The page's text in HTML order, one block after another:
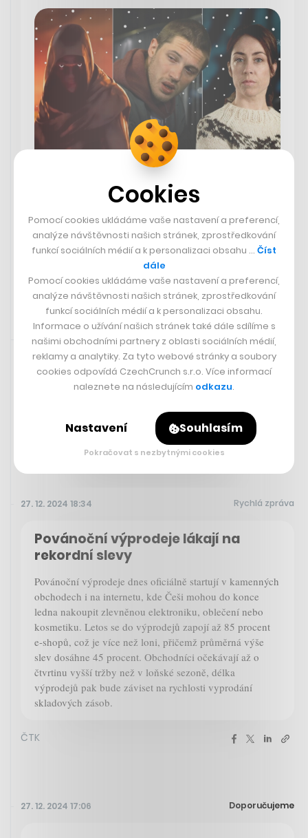
Hardyho na heroinu, přehlíženou
perlu Netflixu a herního
Schwarzeneggera
27. 12. 2024 19:52
30. 1. 2025
Longevity Revolution
27. 12. 2024 18:34 Rychlá zpráva
Povánoční výprodeje lákají na
rekordní slevy
Povánoční výprodeje dnes oficiálně startují v kamenných
obchodech i na internetu, kde Češi mohou do konce
ledna nakoupit zlevněnou elektroniku, oblečení nebo
kosmetiku. Letos se do výprodejů zapojí až 85 procent
e-shopů, což je více než loni, přičemž průměrná výše
slev dosáhne 45 procent. Obchodníci očekávají až o
čtvrtinu vyšší tržby než v loňské sezoně, délka
výprodejů pak bude záviset na rychlosti vyprodání
skladových zásob.
ČTK
27. 12. 2024 17:06 Doporučujeme
Cookies
Pomocí cookies ukládáme vaše nastavení a preferencí,
analýze návštěvnosti našich stránek, zprostředkování
funkcí sociálních médií a k personalizaci obsahu … Číst
dále
Pomocí cookies ukládáme vaše nastavení a preferencí,
analýze návštěvnosti našich stránek, zprostředkování
funkcí sociálních médií a k personalizaci obsahu.
Informace o užívání našich stránek také dále sdílíme s
našimi obchodními partnery z oblasti sociálních médií,
reklamy a analytiky. Za tyto webové stránky a soubory
cookies odpovídá CzechCrunch s.r.o. Více informací
naleznete na následujícím odkazu.
Nastavení Souhlasím
Pokračovat s nezbytnými cookies